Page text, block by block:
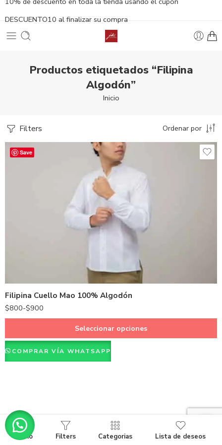
DESCUENTO10 al finalizar su compra
Productos etiquetados “Filipina
Algodón”
Inicio
Filters Ordenar por
Save
Filipina Cuello Mao 100% Algodón
$800-$900
Seleccionar opciones
COMPRAR VÍA WHATSAPP
Inicio Filters Categorias Lista de deseos